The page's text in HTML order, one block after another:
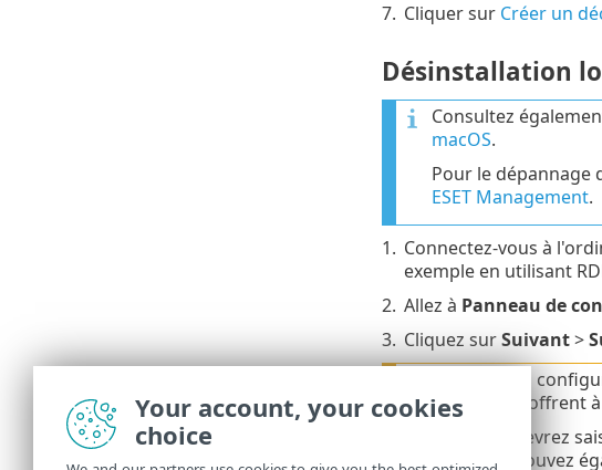
7. Cliquer sur Créer un
Désinstallation
Consultez
macOS.
Pour le dépannage
ESET Management.
1. Connectez-vous à
exemple en utilisant
2. Allez à Panneau de
3. Cliquez surSuivant>
Si vous avez
suivantes s'offrent
Vous devrez
• Vous pouvez
Your account, your cookies
choice